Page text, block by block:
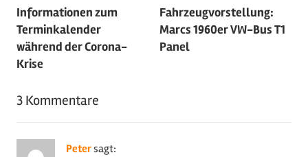
2020,
Ford,
Luftgekühlt,
Oldtimer
US-
Youngtimer
Informationen zum
Terminkalender
während der Corona-
Krise
Fahrzeugvorstellung:
Marcs 1960er VW-Bus T1
Panel
3 Kommentare
Petersagt: